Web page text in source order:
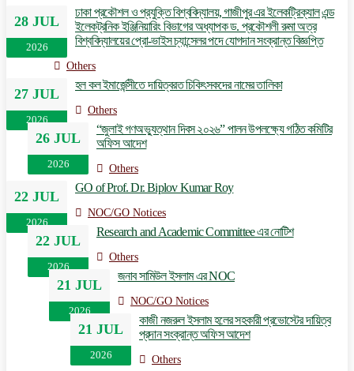
28 JUL
2026
ঢাকা প্রকৌশল ও প্রযুক্তি বিশ্ববিদ্যালয়, গাজীপুর এর ইলেকট্রিক্যাল এন্ড
ইলেকট্রনিক ইঞ্জিনিয়ারিং বিভাগের অধ্যাপক ড. প্রকৌশলী রুমা অত্র
বিশ্ববিদ্যালয়ের প্রো-ভাইস চ্যান্সেলর পদে যোগদান সংক্রান্ত বিজ্ঞপ্তি
Others
27 JUL
2026
হল কল ইমার্জেন্সীতে দায়িত্বরত চিকিৎসকদের নামের তালিকা
Others
26 JUL
2026
“জুলাই গণঅভ্যুত্থান দিবস ২০২৬” পালন উপলক্ষ্যে গঠিত কমিটির
অফিস আদেশ
Others
22 JUL
2026
GO of Prof. Dr. Biplov Kumar Roy
NOC/GO Notices
22 JUL
2026
Research and Academic Committee এর নোটিশ
Others
21 JUL
2026
জনাব সামিউল ইসলাম এর NOC
NOC/GO Notices
21 JUL
2026
কাজী নজরুল ইসলাম হলের সহকারী প্রভোস্টের দায়িত্ব
প্রদান সংক্রান্ত অফিস আদেশ
Others